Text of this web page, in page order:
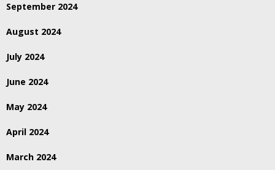
September 2024
August 2024
July 2024
June 2024
May 2024
April 2024
March 2024